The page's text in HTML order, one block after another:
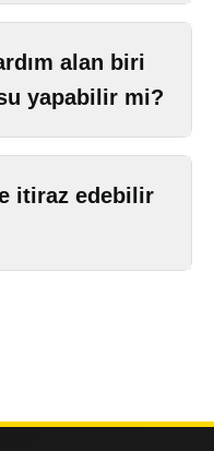
alan biri
yapabilir mi?
itiraz edebilir